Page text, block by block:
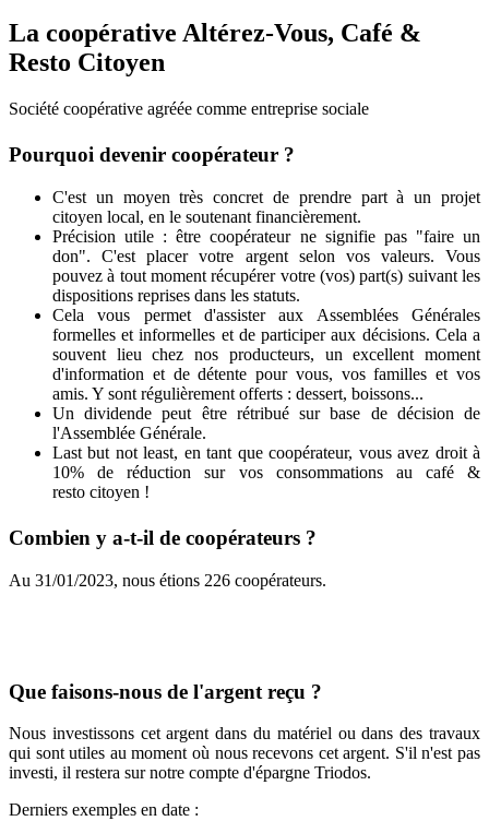
La coopérative Altérez-Vous, Café &
Resto Citoyen
Société coopérative agréée comme entreprise sociale
Pourquoi devenir coopérateur ?
C'est un moyen très concret de prendre part à un projet
citoyen local, en le soutenant financièrement.
Précision utile : être coopérateur ne signifie pas "faire un
don". C'est placer votre argent selon vos valeurs. Vous
pouvez à tout moment récupérer votre (vos) part(s) suivant les
dispositions reprises dans les statuts.
Cela vous permet d'assister aux Assemblées Générales
formelles et informelles et de participer aux décisions. Cela a
souvent lieu chez nos producteurs, un excellent moment
d'information et de détente pour vous, vos familles et vos
amis. Y sont régulièrement offerts : dessert, boissons...
Un dividende peut être rétribué sur base de décision de
l'Assemblée Générale.
Last but not least, en tant que coopérateur, vous avez droit à
10% de réduction sur vos consommations au café &
resto citoyen !
Combien y a-t-il de coopérateurs ?
Au 31/01/2023, nous étions 226 coopérateurs.
Que faisons-nous de l'argent reçu ?
Nous investissons cet argent dans du matériel ou dans des travaux
qui sont utiles au moment où nous recevons cet argent. S'il n'est pas
investi, il restera sur notre compte d'épargne Triodos.
Derniers exemples en date :